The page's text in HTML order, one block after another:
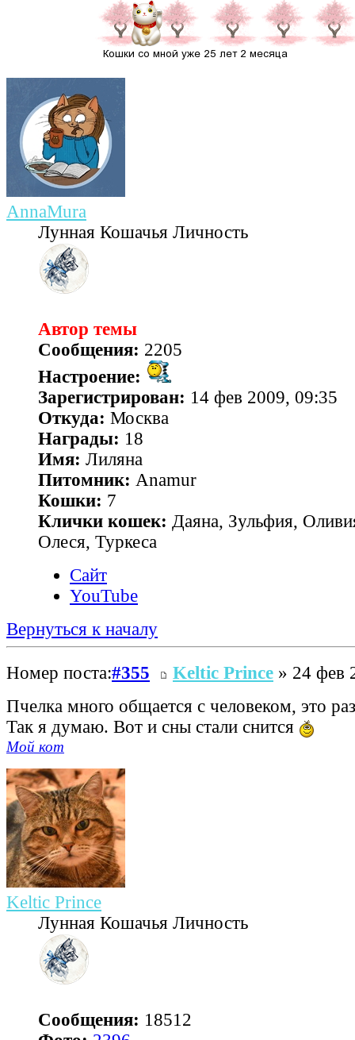
AnnaMura
Лунная Кошачья Личность
Автор темы
Сообщения: 2205
Настроение:
Зарегистрирован: 14 фев 2009, 09:35
Откуда: Москва
Награды: 18
Имя: Лиляна
Питомник: Anamur
Кошки: 7
Клички кошек: Даяна, Зульфия,
Олеся, Туркеса
Сайт
YouTube
Вернуться к началу
Номер поста:#355 Keltic Prince » 24 фев
Пчелка много общается с человеком, это
Так я думаю. Вот и сны стали снится
Мой кот
Keltic Prince
Лунная Кошачья Личность
Сообщения: 18512